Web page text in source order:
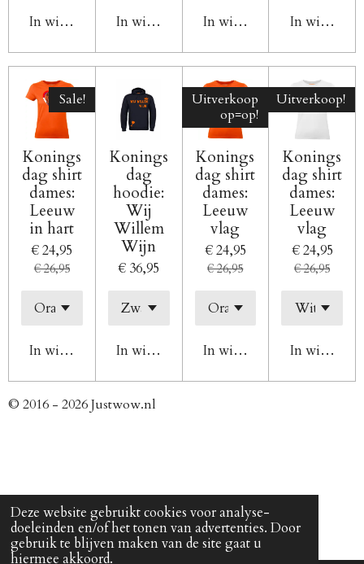
Deze website gebruikt cookies voor analyse-
doeleinden en/of het tonen van advertenties. Door
gebruik te blijven maken van de site gaat u
hiermee akkoord.
In winkelwagenIn winkelwagenIn winkelwagen
In
Sale!
Konings
dag shirt
dames:
Leeuw
in hart
€ 24,95
€ 26,95
In winkelwagen
Konings
dag
hoodie:
Wij
Willem
Wijn
€ 36,95
In winkelwagen
Uitverkoop
op=op!
Konings
dag shirt
dames:
Leeuw
vlag
€ 24,95
€ 26,95
In winkelwagen
Uitverkoop!
Konings
dag shirt
dames:
Leeuw
vlag
€ 24,95
€ 26,95
In
© 2016 - 2026 Justwow.nl